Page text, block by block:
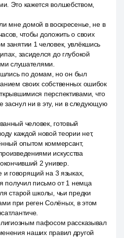
Это кажется волшебством,
мне домой в воскресенье, не в
чтобы доложить о своих
занятии 1 человек, увлёкшись
засиделся до глубокой
слушателями.
по домам, но он был
своих собственных ошибок
перспективами, что
заснул ни в эту, ни в следующую
человек, готовый
каждой новой теории нет,
опытом коммерсант,
искусства
2 универ.
и говорящий на 3 языках,
получил письмо от 1 немца
старой школы, чьи предки
при реген Солёных, в этом
пафосом рассказывал
наших правил другой